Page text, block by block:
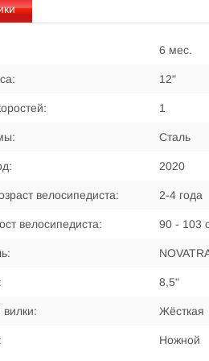
6 мес.
12"
1
Сталь
2020
велосипедиста: 2-4 года
велосипедиста: 90 - 103
8,5"
Жёсткая
Ножной